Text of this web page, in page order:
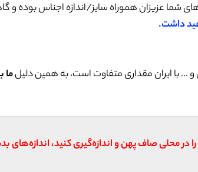
شما عزیزان هموراه سایز/اندازه اجناس بوده و
داشت.
و ... با ایران مقداری متفاوت است، به همین دلیلما
در محلی صاف پهن و اندازه‌گیری کنید، اندازه‌های